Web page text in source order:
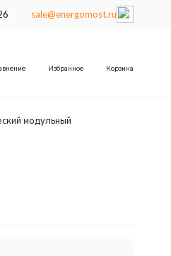
sale@energomost.ru
Избранное Корзина
модульный